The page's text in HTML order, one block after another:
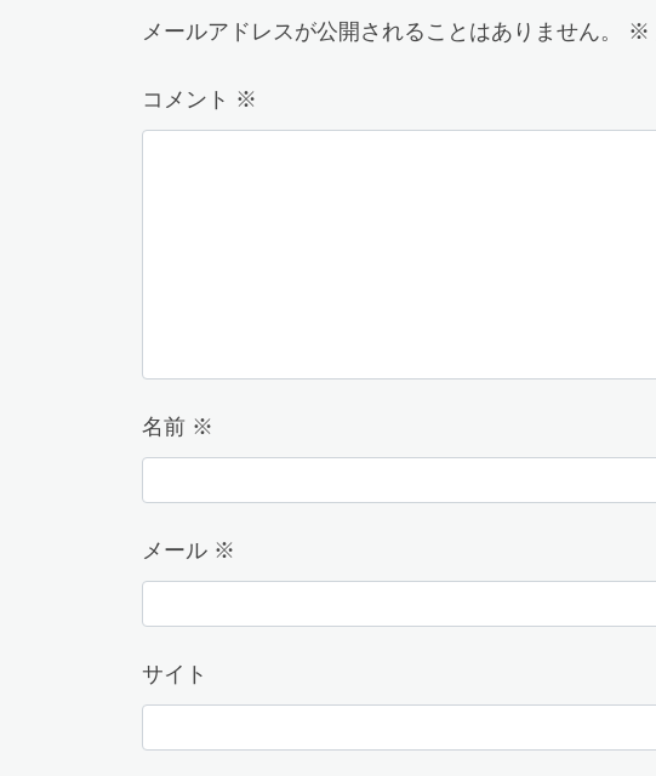
メールアドレスが公開されることはありません。 ※
コメント ※
名前 ※
メール ※
サイト